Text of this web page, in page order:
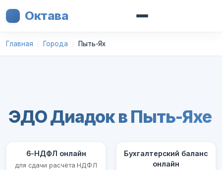
Октава
Главная Города Пыть-Ях
ЭДО Диадок в Пыть-Яхе
6-НДФЛ онлайн
для сдачи расчёта НДФЛ
Бухгалтерский баланс
онлайн